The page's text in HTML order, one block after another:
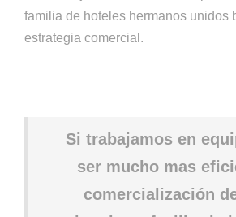
familia de hoteles hermanos unidos
estrategia comercial.
Si trabajamos en
ser mucho mas
comercialización